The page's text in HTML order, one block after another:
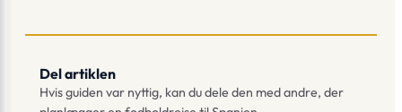
Del artiklen
Hvis guiden var nyttig, kan du dele den med andre, der